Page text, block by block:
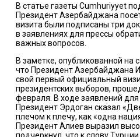
В статье газеты Cumhuriyyet
Президент Азербайджана
визита были подписаны три
в заявлениях для прессы
важных вопросов.
В заметке, опубликованной на
что Президент Азербайджана
свой первый официальный
президентских выборов,
февраля. В ходе заявлений
Президент Эрдоган сказал
плечом к плечу, как «одна
Президент Алиев выразил
подчеркнул, что к слову